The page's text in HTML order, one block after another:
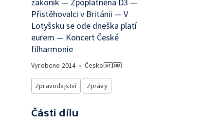
Přistěhovalci v Británii — V
Lotyšsku se ode dneška platí
eurem — Koncert České
filharmonie
Vyrobeno 2014• Česko
Zpravodajství Zprávy
Části dílu